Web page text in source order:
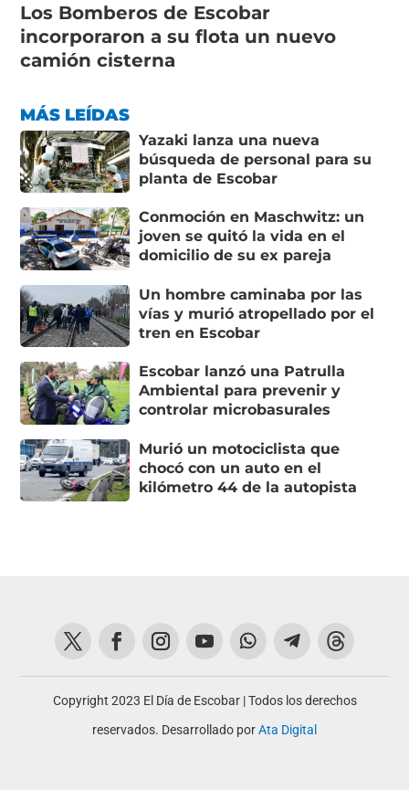
Los Bomberos de Escobar
incorporaron a su flota un nuevo
camión cisterna
MÁS LEÍDAS
Yazaki lanza una nueva
búsqueda de personal para su
planta de Escobar
Conmoción en Maschwitz: un
joven se quitó la vida en el
domicilio de su ex pareja
Un hombre caminaba por las
vías y murió atropellado por el
tren en Escobar
Escobar lanzó una Patrulla
Ambiental para prevenir y
controlar microbasurales
Murió un motociclista que
chocó con un auto en el
kilómetro 44 de la autopista
Copyright 2023 El Día de Escobar | Todos los derechos
reservados. Desarrollado porAta Digital